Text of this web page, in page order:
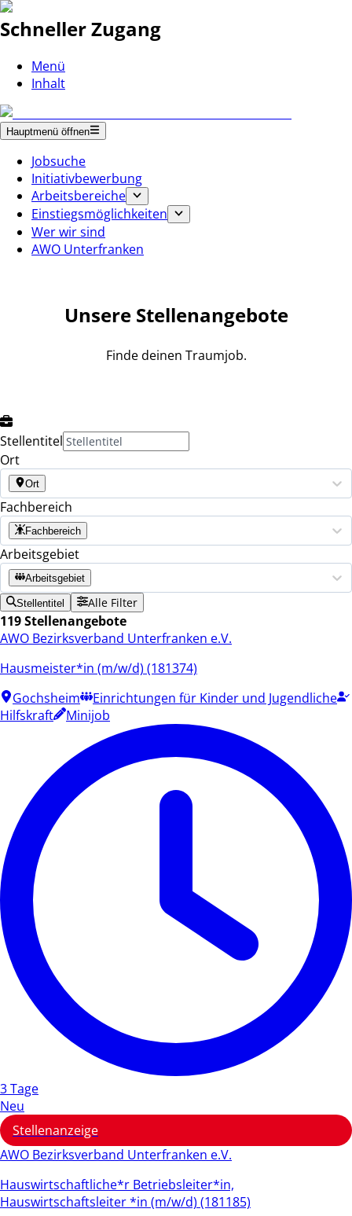
Schneller Zugang
Menü
Inhalt
Hauptmenü öffnen
Jobsuche
Initiativbewerbung
Arbeitsbereiche
Einstiegsmöglichkeiten
Wer wir sind
AWO Unterfranken
Unsere Stellenangebote
Finde deinen Traumjob.
Stellentitel
Ort
Ort
Fachbereich
Fachbereich
Arbeitsgebiet
Arbeitsgebiet
Stellentitel Alle Filter
119 Stellenangebote
AWO Bezirksverband Unterfranken e.V.
Hausmeister*in (m/w/d) (181374)
Gochsheim
Einrichtungen für Kinder und Jugendliche
Hilfskraft
Minijob
3 Tage
Neu
Stellenanzeige
AWO Bezirksverband Unterfranken e.V.
Hauswirtschaftliche*r Betriebsleiter*in,
Hauswirtschaftsleiter *in (m/w/d) (181185)